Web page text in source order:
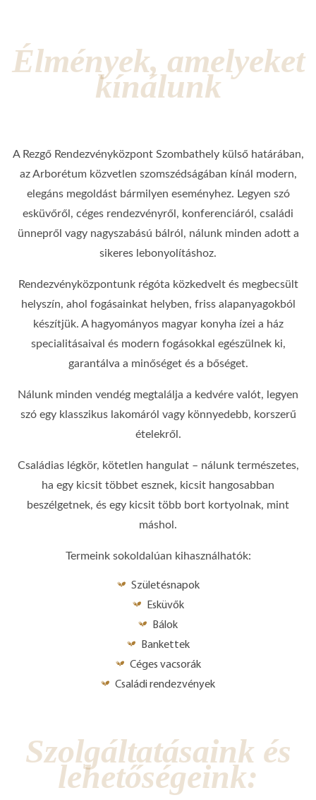
Élmények, amelyeket
kínálunk
A Rezgő Rendezvényközpont Szombathely külső határában,
az Arborétum közvetlen szomszédságában kínál modern,
elegáns megoldást bármilyen eseményhez. Legyen szó
esküvőről, céges rendezvényről, konferenciáról, családi
ünnepről vagy nagyszabású bálról, nálunk minden adott a
sikeres lebonyolításhoz.
Rendezvényközpontunk régóta közkedvelt és megbecsült
helyszín, ahol fogásainkat helyben, friss alapanyagokból
készítjük. A hagyományos magyar konyha ízei a ház
specialitásaival és modern fogásokkal egészülnek ki,
garantálva a minőséget és a bőséget.
Nálunk minden vendég megtalálja a kedvére valót, legyen
szó egy klasszikus lakomáról vagy könnyedebb, korszerű
ételekről.
Családias légkör, kötetlen hangulat – nálunk természetes,
ha egy kicsit többet esznek, kicsit hangosabban
beszélgetnek, és egy kicsit több bort kortyolnak, mint
máshol.
Termeink sokoldalúan kihasználhatók:
Születésnapok
Esküvők
Bálok
Bankettek
Céges vacsorák
Családi rendezvények
Szolgáltatásaink és
lehetőségeink: